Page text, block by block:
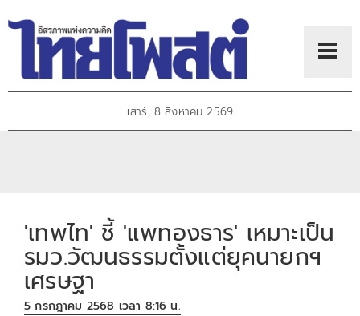
เสาร์, 8 สิงหาคม 2569
'เทพไท' ชี้ 'แพทองธาร' เหมาะเป็น
รมว.วัฒนธรรมตั้งแต่ยุคนายกฯ
เศรษฐา
5 กรกฎาคม 2568 เวลา 8:16 น.